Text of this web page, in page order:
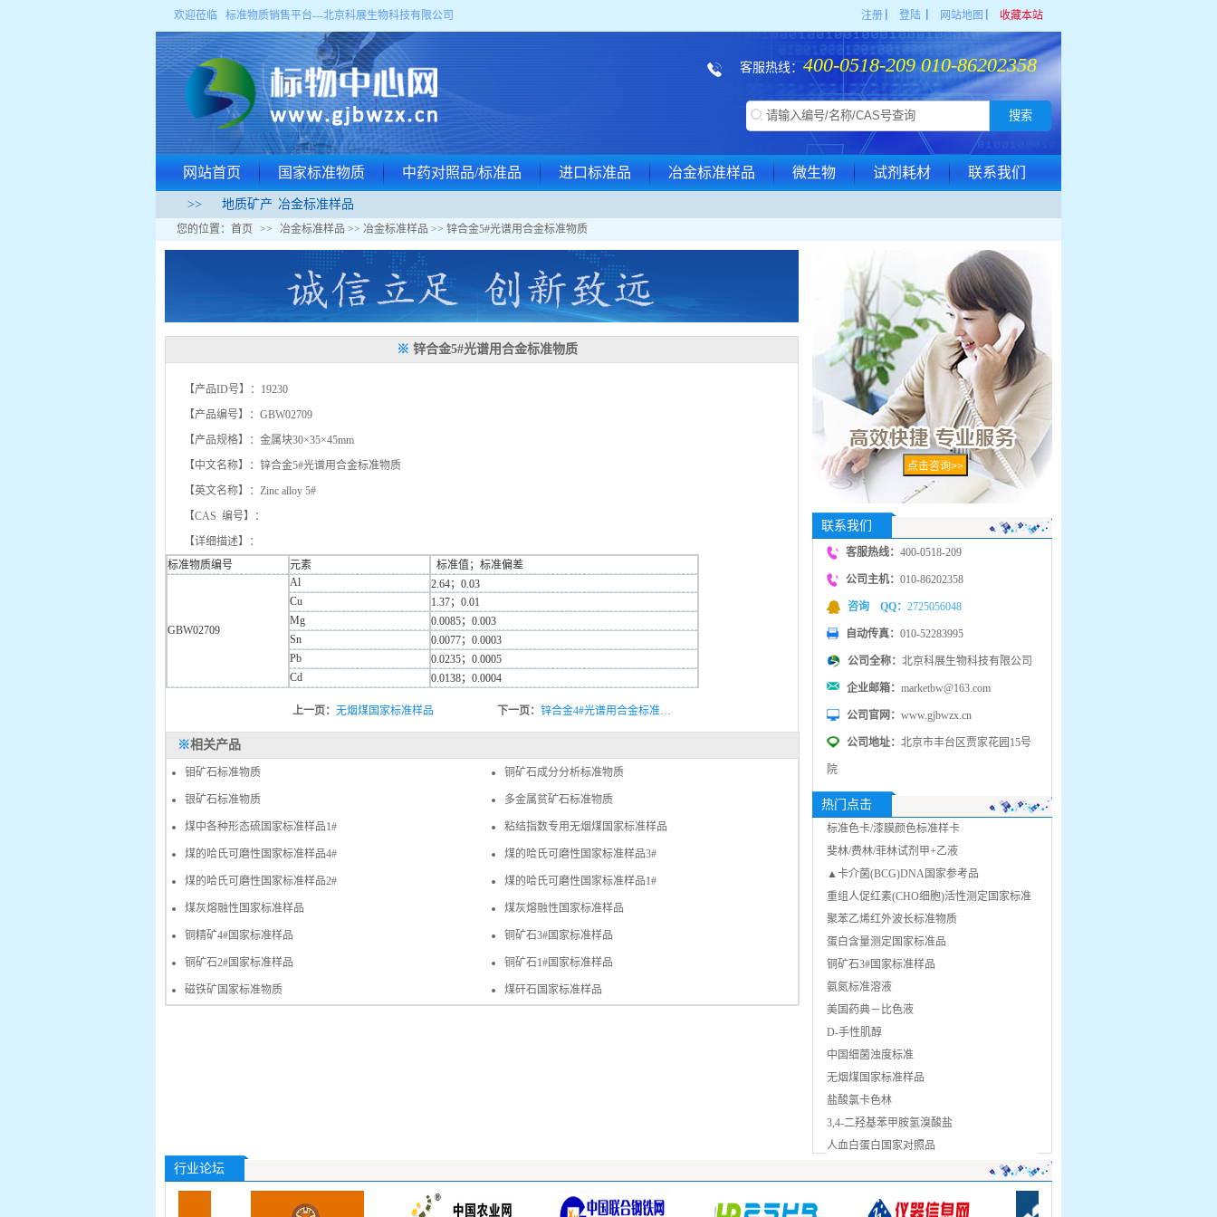
欢迎莅临 标准物质销售平台---北京科展生物科技有限公司 注册 登陆 网站地图 收藏本站
客服热线： 400-0518-209 010-86202358
网站首页 国家标准物质 中药对照品/标准品 进口标准品 冶金标准样品 微生物 试剂耗材 联系我们
>> 地质矿产 冶金标准样品
您的位置： 首页 >> 冶金标准样品 >> 冶金标准样品 >> 锌合金5#光谱用合金标准物质
※ 锌合金5#光谱用合金标准物质
【产品ID号】：19230
【产品编号】：GBW02709
【产品规格】：金属块30×35×45mm
【中文名称】：锌合金5#光谱用合金标准物质
【英文名称】：Zinc alloy 5#
【CAS 编号】：
【详细描述】：
标准物质编号
元素 标准值；标准偏差
GBW02709
Al
2.64；0.03
Cu
1.37；0.01
Mg
0.0085；0.003
Sn
0.0077；0.0003
Pb
0.0235；0.0005
Cd
0.0138；0.0004
上一页： 无烟煤国家标准样品 下一页：锌合金4#光谱用合金标准…
※相关产品
钼矿石标准物质 铜矿石成分分析标准物质
银矿石标准物质 多金属贫矿石标准物质
煤中各种形态硫国家标准样品1# 粘结指数专用无烟煤国家标准样品
煤的哈氏可磨性国家标准样品4# 煤的哈氏可磨性国家标准样品3#
煤的哈氏可磨性国家标准样品2# 煤的哈氏可磨性国家标准样品1#
煤灰熔融性国家标准样品 煤灰熔融性国家标准样品
铜精矿4#国家标准样品 铜矿石3#国家标准样品
铜矿石2#国家标准样品 铜矿石1#国家标准样品
磁铁矿国家标准物质 煤矸石国家标准样品
联系我们
客服热线： 400-0518-209
公司主机： 010-86202358
咨询 QQ： 2725056048
自动传真： 010-52283995
公司全称： 北京科展生物科技有限公司
企业邮箱： marketbw@163.com
公司官网： www.gjbwzx.cn
公司地址： 北京市丰台区贾家花园15号
院
热门点击
标准色卡/漆膜颜色标准样卡
斐林/费林/菲林试剂甲+乙液
▲卡介菌(BCG)DNA国家参考品
重组人促红素(CHO细胞)活性测定国家标准
品(rhEPO)
聚苯乙烯红外波长标准物质
蛋白含量测定国家标准品
铜矿石3#国家标准样品
氨氮标准溶液
美国药典－比色液
D-手性肌醇
中国细菌浊度标准
无烟煤国家标准样品
盐酸氯卡色林
3,4-二羟基苯甲胺氢溴酸盐
人血白蛋白国家对照品
脑膜炎奈瑟氏菌诊断血清国家参考品A
3-酮基呋喃丹(3-酮基克百威) 标准品
行业论坛